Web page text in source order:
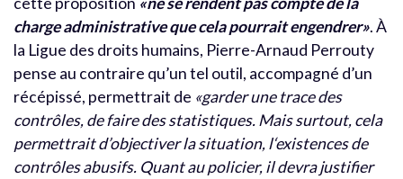
charge administrative que cela pourrait engendrer». À
la Ligue des droits humains, Pierre-Arnaud Perrouty
pense au contraire qu’un tel outil, accompagné d’un
récépissé, permettrait de «garder une trace des
contrôles, de faire des statistiques. Mais surtout, cela
permettrait d’objectiver la situation, l‘existences de
contrôles abusifs. Quant au policier, il devra justifier